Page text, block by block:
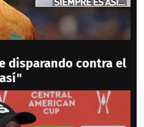
disparando contra el